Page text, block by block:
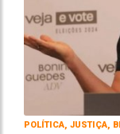
POLÍTICA, JUSTIÇA,